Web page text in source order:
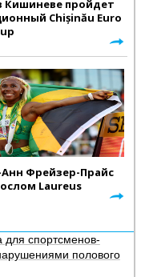
Кишиневе пройдет
Chișinău Euro
Фрейзер-Прайс
Laureus
для спортсменов-
полового